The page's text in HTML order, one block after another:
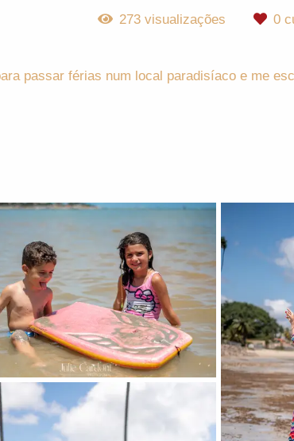
273visualizações 0
passar férias num local paradisíaco e me